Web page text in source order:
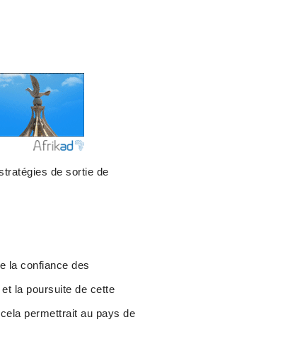
de sortie de
la confiance des
la poursuite de cette
permettrait au pays de